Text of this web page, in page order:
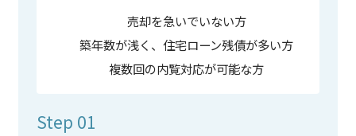
売却を急いでいない方
築年数が浅く、住宅ローン残債が多い方
複数回の内覧対応が可能な方
Step 01